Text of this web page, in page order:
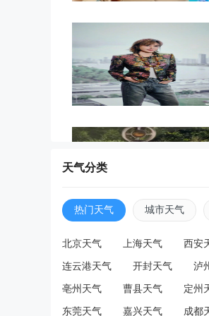
天气分类
热门天气 城市天气
北京天气 上海天气 西安
连云港天气 开封天气 泸
亳州天气 曹县天气 定州
东莞天气 嘉兴天气 成都